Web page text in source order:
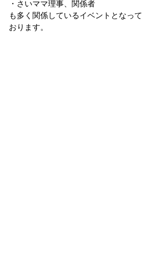
・さいママ理事、関係者
も多く関係しているイベントとなって
おります。